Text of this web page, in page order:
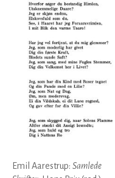
Emil Aarestrup: Samlede